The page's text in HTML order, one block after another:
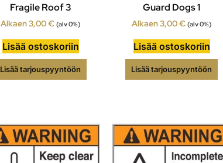
Fragile Roof 3
Alkaen3,00€ (alv 0%)
Lisää ostoskoriin
Lisää tarjouspyyntöön
Guard Dogs 1
Alkaen3,00€ (alv 0%)
Lisää ostoskoriin
Lisää tarjouspyyntöön